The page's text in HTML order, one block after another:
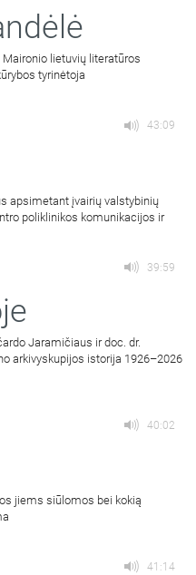
lietuvių literatūros
tyrinėtoja
43:09
apsimetant įvairių valstybinių
poliklinikos komunikacijos ir
39:59
Jaramičiaus ir doc. dr.
arkivyskupijos istorija 1926–2026
40:02
jiems siūlomos bei kokią
41:14